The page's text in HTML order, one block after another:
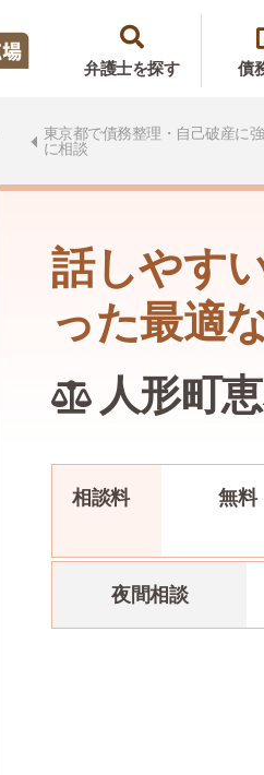
弁護士を探す 債
東京都で債務整理・自己破産に
に相談
話しやす
った最適
人形町
相談料 無料
夜間相談